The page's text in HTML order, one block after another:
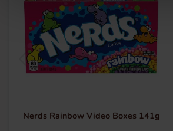
Nerds Rainbow Video Boxes 141g